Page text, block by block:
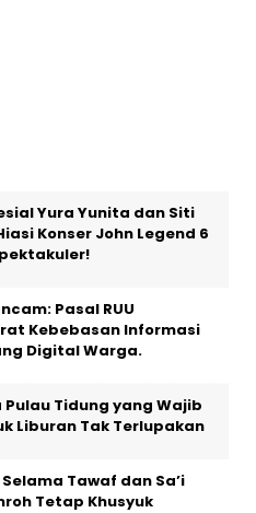
Yura Yunita dan Siti
Konser John Legend 6
Pasal RUU
Kebebasan Informasi
Digital Warga.
Pulau Tidung yang Wajib
Liburan Tak Terlupakan
Tawaf dan Sa’i
Tetap Khusyuk